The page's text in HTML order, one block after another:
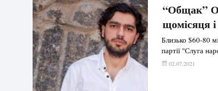
“Общак”
щомісяця
Близько $60-80
партії "Слуга
02.07.2021